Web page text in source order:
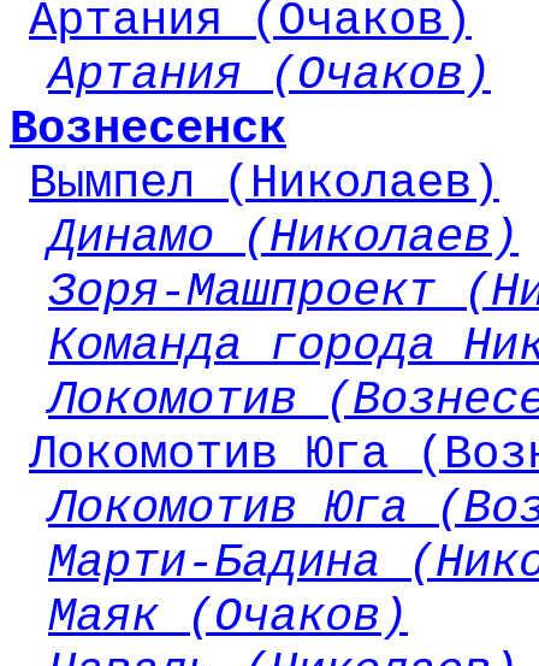
Артания (Очаков)
Артания (Очаков)
Вознесенск
Вымпел (Николаев)
Динамо (Николаев)
Зоря-Машпроект
Команда города
Локомотив
Локомотив Юга
Локомотив Юга
Марти-Бадина
Маяк (Очаков)